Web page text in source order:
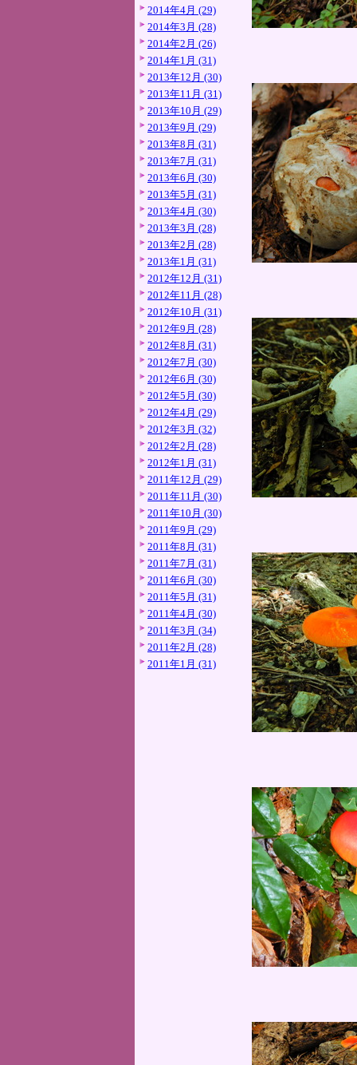
2014年4月 (29)
2014年3月 (28)
2014年2月 (26)
2014年1月 (31)
2013年12月 (30)
2013年11月 (31)
2013年10月 (29)
2013年9月 (29)
2013年8月 (31)
2013年7月 (31)
2013年6月 (30)
2013年5月 (31)
2013年4月 (30)
2013年3月 (28)
2013年2月 (28)
2013年1月 (31)
2012年12月 (31)
2012年11月 (28)
2012年10月 (31)
2012年9月 (28)
2012年8月 (31)
2012年7月 (30)
2012年6月 (30)
2012年5月 (30)
2012年4月 (29)
2012年3月 (32)
2012年2月 (28)
2012年1月 (31)
2011年12月 (29)
2011年11月 (30)
2011年10月 (30)
2011年9月 (29)
2011年8月 (31)
2011年7月 (31)
2011年6月 (30)
2011年5月 (31)
2011年4月 (30)
2011年3月 (34)
2011年2月 (28)
2011年1月 (31)